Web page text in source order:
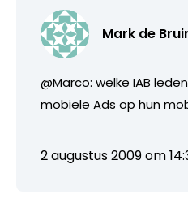
Mark de
@Marco: welke IAB
mobiele Ads op hun
2 augustus 2009 om